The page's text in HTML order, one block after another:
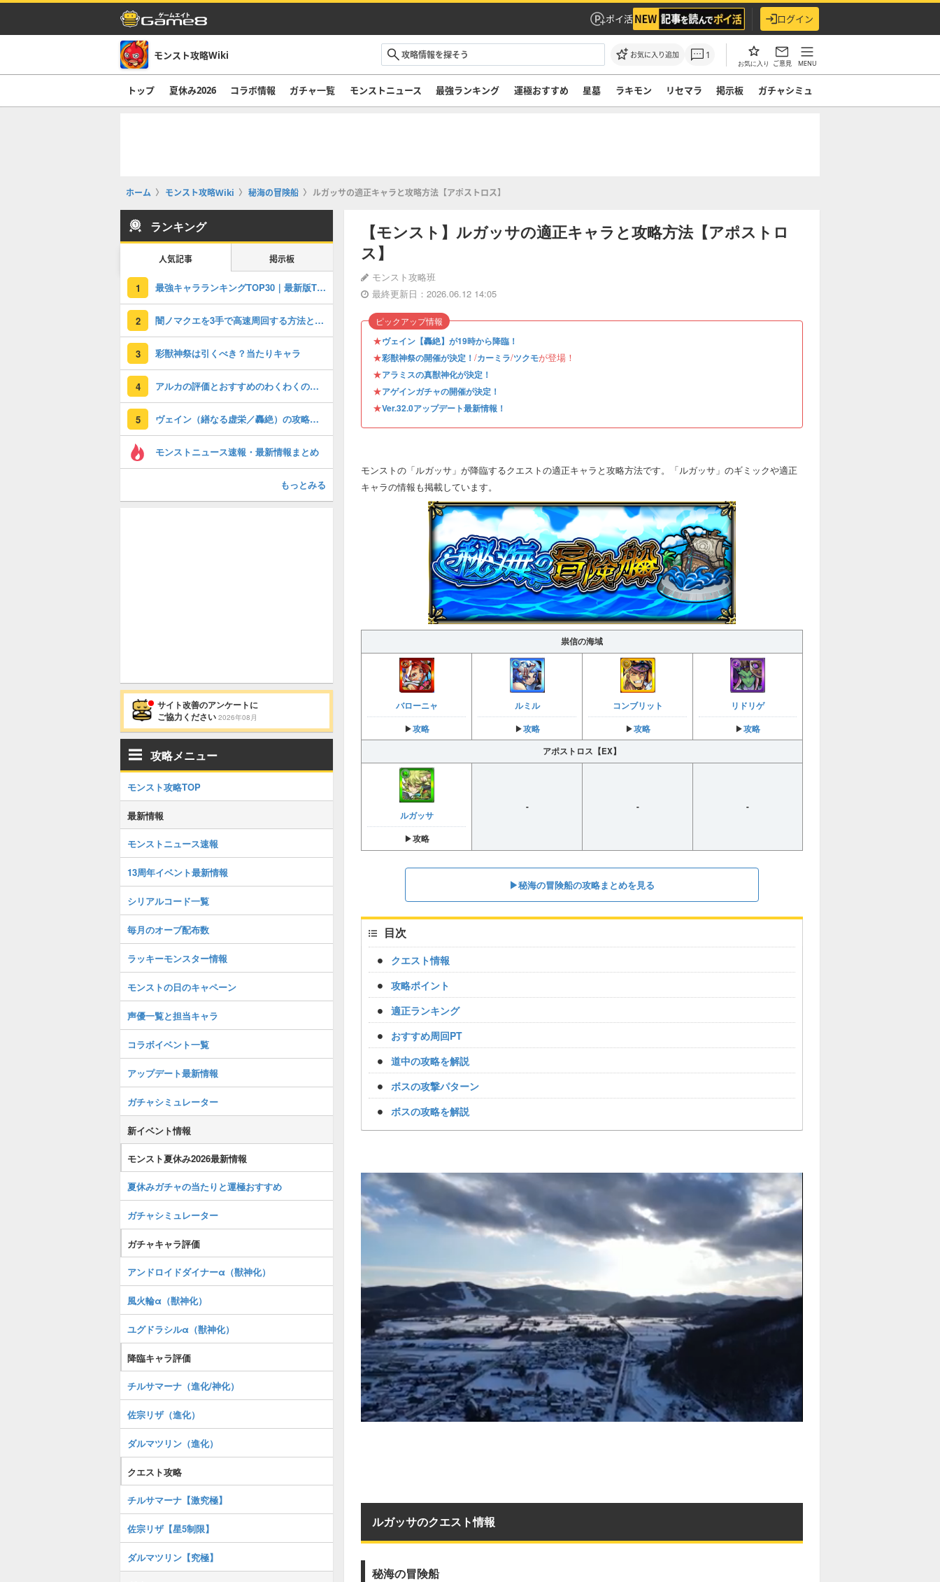
ポイ活 ログイン
モンスト攻略Wiki お気に入り追加 1
お気に入り ご意見 MENU
トップ 夏休み2026 コラボ情報 ガチャ一覧 モンストニュース 最強ランキング 運極おすすめ 星墓 ラキモン リセマラ 掲示板 ガチャシミュ
ホーム モンスト攻略Wiki 秘海の冒険船 ルガッサの適正キャラと攻略方法【アポストロス】
【モンスト】ルガッサの適正キャラと攻略方法【アポストロ
ス】
モンスト攻略班
最終更新日：2026.06.12 14:05
★ヴェイン【轟絶】が19時から降臨！
★彩獣神祭の開催が決定！ /カーミラ/ツクモが登場！
★アラミスの真獣神化が決定！
★アゲインガチャの開催が決定！
★Ver.32.0アップデート最新情報！
ピックアップ情報
モンストの「ルガッサ」が降臨するクエストの適正キャラと攻略方法です。「ルガッサ」のギミックや適正
キャラの情報も掲載しています。
祟信の海域
バローニャ
▶︎攻略
ルミル
▶︎攻略
コンブリット
▶︎攻略
リドリゲ
▶︎攻略
アポストロス【EX】
ルガッサ
▶︎攻略
- - -
▶︎秘海の冒険船の攻略まとめを見る
目次
クエスト情報
攻略ポイント
適正ランキング
おすすめ周回PT
道中の攻略を解説
ボスの攻撃パターン
ボスの攻略を解説
ルガッサのクエスト情報
秘海の冒険船
ランキング
人気記事 掲示板
1 最強キャラランキングTOP30｜最新版Tier
2 闇ノマクエを3手で高速周回する方法と編成｜ワンパン攻略
3 彩獣神祭は引くべき？当たりキャラ
4 アルカの評価とおすすめのわくわくの実｜どっちが強い？
5 ヴェイン（繕なる虚栄／轟絶）の攻略と適正
モンストニュース速報・最新情報まとめ
もっとみる
サイト改善のアンケートに
ご協力ください 2026年08月
攻略メニュー
モンスト攻略TOP
最新情報
モンストニュース速報
13周年イベント最新情報
シリアルコード一覧
毎月のオーブ配布数
ラッキーモンスター情報
モンストの日のキャペーン
声優一覧と担当キャラ
コラボイベント一覧
アップデート最新情報
ガチャシミュレーター
新イベント情報
モンスト夏休み2026最新情報
夏休みガチャの当たりと運極おすすめ
ガチャシミュレーター
ガチャキャラ評価
アンドロイドダイナーα（獣神化）
風火輪α（獣神化）
ユグドラシルα（獣神化）
降臨キャラ評価
チルサマーナ（進化/神化）
佐宗リザ（進化）
ダルマツリン（進化）
クエスト攻略
チルサマーナ【激究極】
佐宗リザ【星5制限】
ダルマツリン【究極】